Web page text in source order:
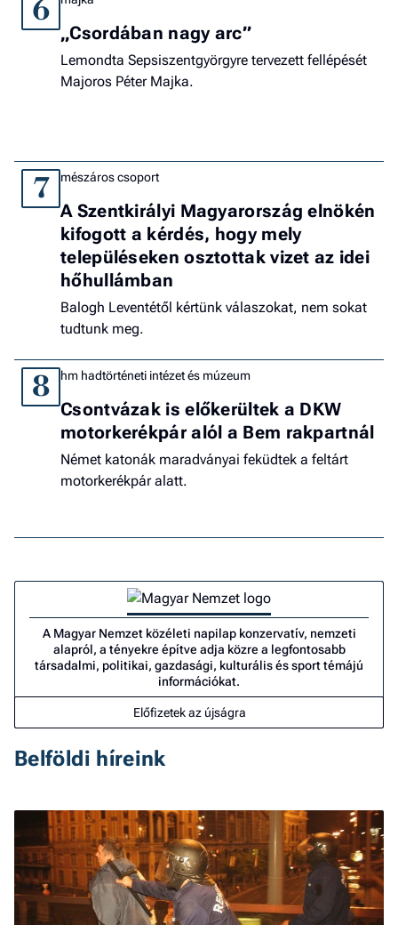
6
„Csordában nagy arc”
Lemondta Sepsiszentgyörgyre tervezett fellépését
Majoros Péter Majka.
7 mészáros csoport
A Szentkirályi Magyarország elnökén
kifogott a kérdés, hogy mely
településeken osztottak vizet az idei
hőhullámban
Balogh Leventétől kértünk válaszokat, nem sokat
tudtunk meg.
8 hm hadtörténeti intézet és múzeum
Csontvázak is előkerültek a DKW
motorkerékpár alól a Bem rakpartnál
Német katonák maradványai feküdtek a feltárt
motorkerékpár alatt.
A Magyar Nemzet közéleti napilap konzervatív, nemzeti
alapról, a tényekre építve adja közre a legfontosabb
társadalmi, politikai, gazdasági, kulturális és sport témájú
információkat.
Előfizetek az újságra
Belföldi híreink